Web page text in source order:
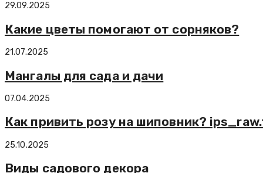
29.09.2025
Какие цветы помогают от сорняков?
21.07.2025
Мангалы для сада и дачи
07.04.2025
Как привить розу на шиповник?
25.10.2025
Виды садового декора